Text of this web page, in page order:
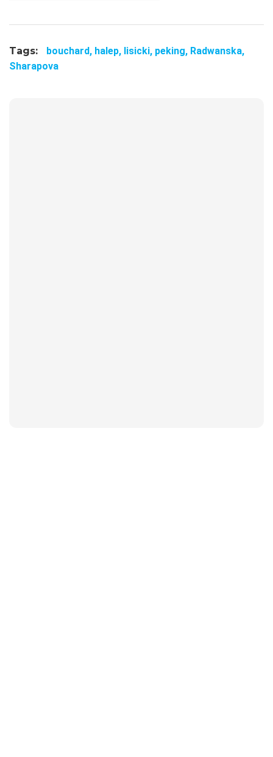
Tags: bouchard, halep, lisicki, peking, Radwanska,
Sharapova